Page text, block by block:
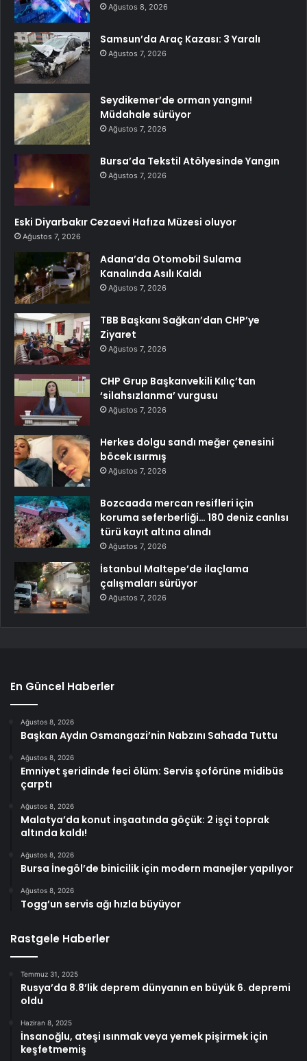
Ağustos 8, 2026
Samsun’da Araç Kazası: 3 Yaralı
Ağustos 7, 2026
Seydikemer’de orman yangını!
Müdahale sürüyor
Ağustos 7, 2026
Bursa’da Tekstil Atölyesinde Yangın
Ağustos 7, 2026
Eski Diyarbakır Cezaevi Hafıza Müzesi oluyor
Ağustos 7, 2026
Adana’da Otomobil Sulama
Kanalında Asılı Kaldı
Ağustos 7, 2026
TBB Başkanı Sağkan’dan CHP’ye
Ziyaret
Ağustos 7, 2026
CHP Grup Başkanvekili Kılıç’tan
‘silahsızlanma’ vurgusu
Ağustos 7, 2026
Herkes dolgu sandı meğer çenesini
böcek ısırmış
Ağustos 7, 2026
Bozcaada mercan resifleri için
koruma seferberliği… 180 deniz canlısı
türü kayıt altına alındı
Ağustos 7, 2026
İstanbul Maltepe’de ilaçlama
çalışmaları sürüyor
Ağustos 7, 2026
En Güncel Haberler
Ağustos 8, 2026
Başkan Aydın Osmangazi’nin Nabzını Sahada Tuttu
Ağustos 8, 2026
Emniyet şeridinde feci ölüm: Servis şoförüne midibüs
çarptı
Ağustos 8, 2026
Malatya’da konut inşaatında göçük: 2 işçi toprak
altında kaldı!
Ağustos 8, 2026
Bursa İnegöl’de binicilik için modern manejler yapılıyor
Ağustos 8, 2026
Togg’un servis ağı hızla büyüyor
Rastgele Haberler
Temmuz 31, 2025
Rusya’da 8.8’lik deprem dünyanın en büyük 6. depremi
oldu
Haziran 8, 2025
İnsanoğlu, ateşi ısınmak veya yemek pişirmek için
keşfetmemiş